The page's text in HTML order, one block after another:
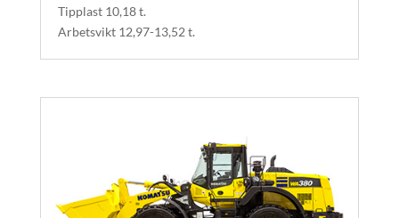
Tipplast 10,18 t.
Arbetsvikt 12,97-13,52 t.